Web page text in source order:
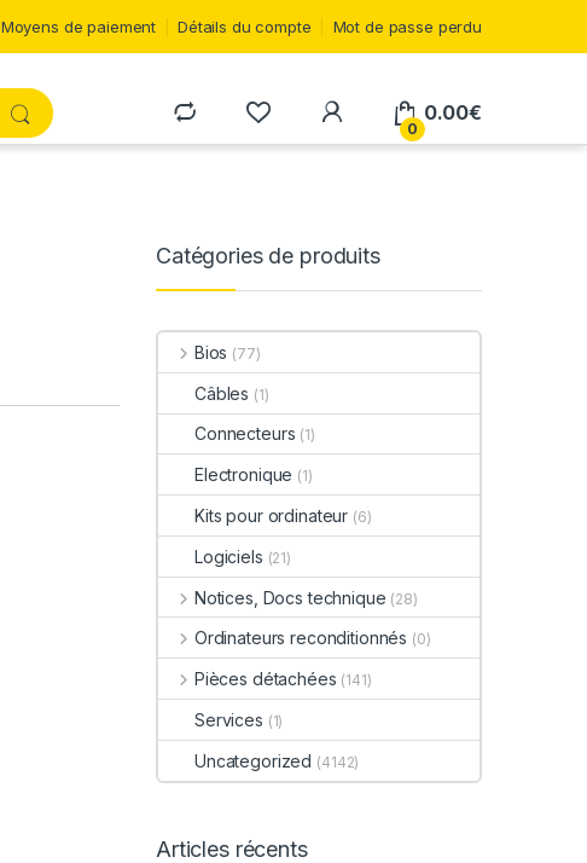
Moyens de paiement Détails du compte Mot de passe perdu
0
0.00€
Catégories de produits
Bios (77)
Câbles (1)
Connecteurs (1)
Electronique (1)
Kits pour ordinateur (6)
Logiciels (21)
Notices, Docs technique (28)
Ordinateurs reconditionnés (0)
Pièces détachées (141)
Services (1)
Uncategorized (4142)
Articles récents